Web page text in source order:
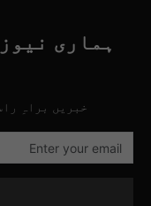
ہماری
خبریں براہِ